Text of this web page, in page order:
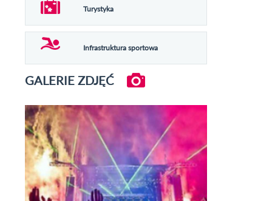
Turystyka
Infrastruktura sportowa
GALERIE ZDJĘĆ